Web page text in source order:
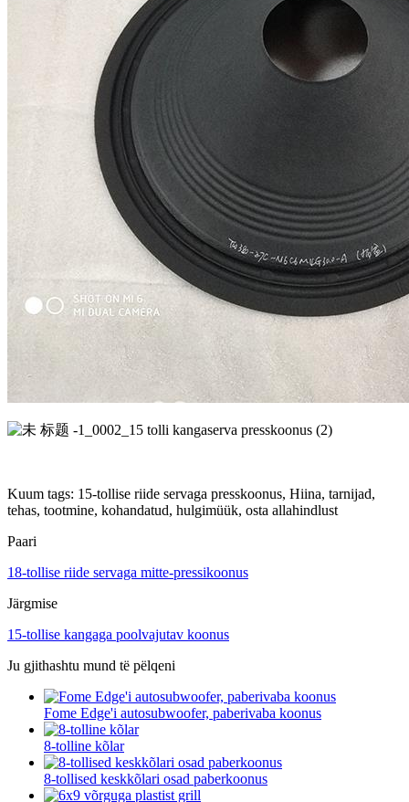
Kuum tags: 15-tollise riide servaga presskoonus, Hiina, tarnijad,
tehas, tootmine, kohandatud, hulgimüük, osta allahindlust
Paari
18-tollise riide servaga mitte-pressikoonus
Järgmise
15-tollise kangaga poolvajutav koonus
Ju gjithashtu mund të pëlqeni
Fome Edge'i autosubwoofer, paberivaba koonus
8-tolline kõlar
8-tollised keskkõlari osad paberkoonus